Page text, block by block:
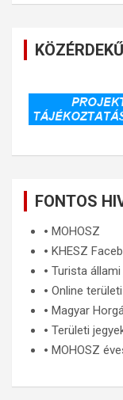
FONTOS
🞄 MOHOSZ
🞄 KHESZ
🞄 Turista
🞄 Online
🞄 Magyar
🞄 Területi
🞄 MOHOSZ